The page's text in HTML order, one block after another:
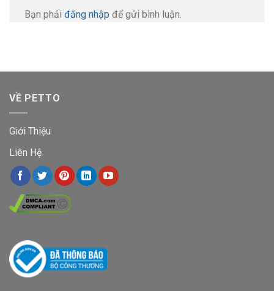
Bạn phải đăng nhập để gửi bình luận.
VỀ PETTO
Giới Thiệu
Liên Hệ